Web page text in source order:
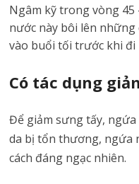
Ngâm kỹ trong vòng 45
nước này bôi lên
vào buổi tối trước khi đi
Có tác dụng
Để giảm sưng tấy,
da bị tổn thương, ngứa
cách đáng ngạc nhiên.